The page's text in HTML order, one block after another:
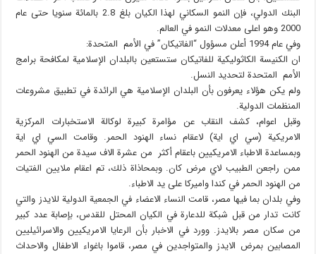
البنك الدولي، فإن النمو السكاني لهذا الكيان بلغ 2.8 بالمائة سنويا حتى عام
2000 وهو اعلى معدلات النمو في العالم.
وفي عام 1994 أعلن مسؤول “الفاتيكان” في الأمم المتحدة:
ان الكنيسة الكاثوليكية للفاتيكان ستستعين بالبلدان الإسلامية لمكافحة برامج
الأمم المتحدة لتحديد النسل.
ولم يكن هؤلاء يعرفون بأن البلدان الإسلامية هي الرائدة في تطبيق مشروعات
المنظمات الدولية.
وقبل اعوام، كشف النقاب عن مؤامرة كبيرة لوكالة الاستخبارات المركزية
الامريكية (سي اي اية) لاعقام نساء الهنود الحمر. وقامت السي اي اية
وبمساعدة الاطباء الامريكيين باعقام أكثر من عشرة الاف سيدة من الهنود الحمر
ممن راجعن الطبيب لاي مرض كان. وبمحاذاة ذلك، تم اعقام ملايين الفتيات
من الهنود الحمر في كندا واميركا على يد الاطباء.
وفي بلدان بما فيها مصر، قامت النساء الاعضاء في الجمعية الدولية للايدز والتي
كانت تدار من قبل شبكة للدعارة في الكيان المحتل للقدس، بإصابة عدد كبير
من سكان مصر بالايدز. وورد في الاخبار بأن الرعايا الامريكيين والاسرائيليين
المصابين بمرض الايدز والمتواجدين في مصر، قاموا باغواء الاطفال والاحداث